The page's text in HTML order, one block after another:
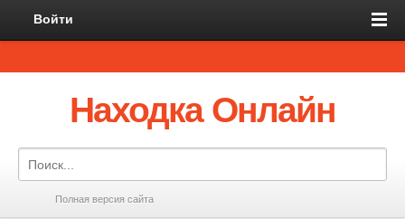
Войти
Находка Онлайн
Полная версия сайта